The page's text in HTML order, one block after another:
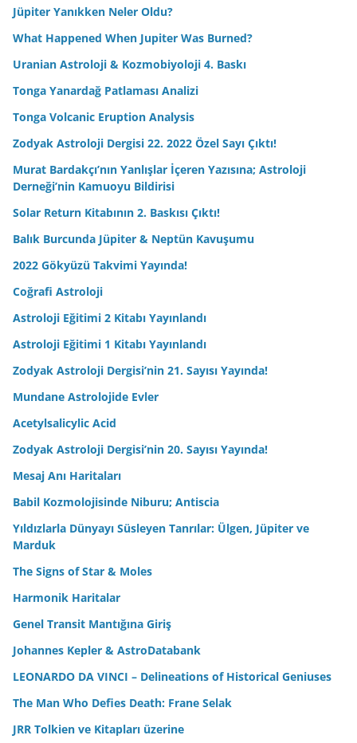
Jüpiter Yanıkken Neler Oldu?
What Happened When Jupiter Was Burned?
Uranian Astroloji & Kozmobiyoloji 4. Baskı
Tonga Yanardağ Patlaması Analizi
Tonga Volcanic Eruption Analysis
Zodyak Astroloji Dergisi 22. 2022 Özel Sayı Çıktı!
Murat Bardakçı’nın Yanlışlar İçeren Yazısına; Astroloji
Derneği’nin Kamuoyu Bildirisi
Solar Return Kitabının 2. Baskısı Çıktı!
Balık Burcunda Jüpiter & Neptün Kavuşumu
2022 Gökyüzü Takvimi Yayında!
Coğrafi Astroloji
Astroloji Eğitimi 2 Kitabı Yayınlandı
Astroloji Eğitimi 1 Kitabı Yayınlandı
Zodyak Astroloji Dergisi’nin 21. Sayısı Yayında!
Mundane Astrolojide Evler
Acetylsalicylic Acid
Zodyak Astroloji Dergisi’nin 20. Sayısı Yayında!
Mesaj Anı Haritaları
Babil Kozmolojisinde Niburu; Antiscia
Yıldızlarla Dünyayı Süsleyen Tanrılar: Ülgen, Jüpiter ve
Marduk
The Signs of Star & Moles
Harmonik Haritalar
Genel Transit Mantığına Giriş
Johannes Kepler & AstroDatabank
LEONARDO DA VINCI – Delineations of Historical Geniuses
The Man Who Defies Death: Frane Selak
JRR Tolkien ve Kitapları üzerine